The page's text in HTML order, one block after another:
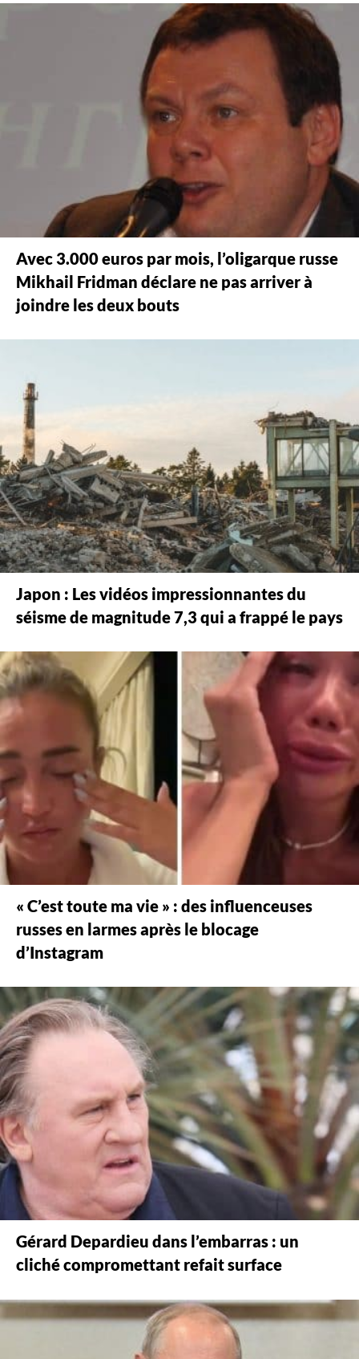
Avec 3.000 euros par mois, l’oligarque russe
Mikhail Fridman déclare ne pas arriver à
joindre les deux bouts
Japon : Les vidéos impressionnantes du
séisme de magnitude 7,3 qui a frappé le pays
« C’est toute ma vie » : des influenceuses
russes en larmes après le blocage
d’Instagram
Gérard Depardieu dans l’embarras : un
cliché compromettant refait surface